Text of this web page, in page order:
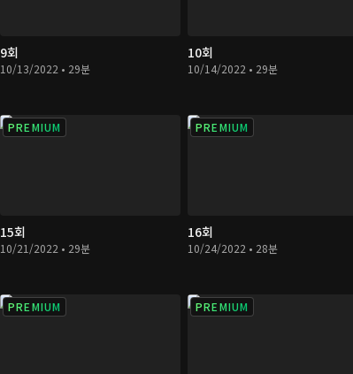
9회
10/13/2022 • 29분
10회
10/14/2022 • 29분
PREMIUM
15회
10/21/2022 • 29분
PREMIUM
16회
10/24/2022 • 28분
PREMIUM PREMIUM